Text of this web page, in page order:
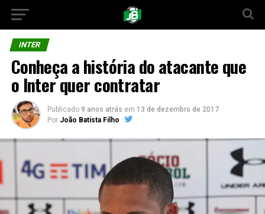
INTER
Conheça a história do atacante que
o Inter quer contratar
Publicado 9 anos atrás em 13 de dezembro de 2017
Por João Batista Filho